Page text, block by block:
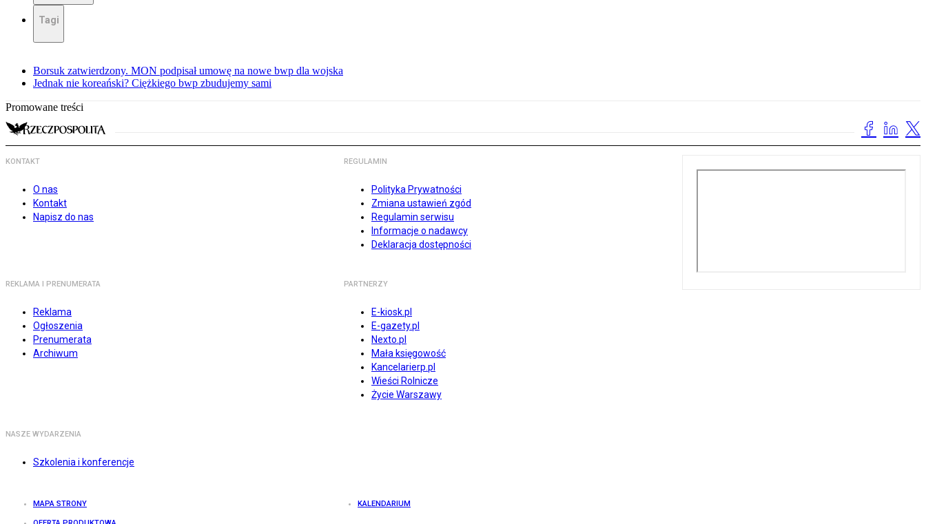
Tagi
Borsuk zatwierdzony. MON podpisał umowę na nowe bwp dla wojska
Jednak nie koreański? Ciężkiego bwp zbudujemy sami
Promowane treści
KONTAKT
O nas
Kontakt
Napisz do nas
REGULAMIN
Polityka Prywatności
Zmiana ustawień zgód
Regulamin serwisu
Informacje o nadawcy
Deklaracja dostępności
REKLAMA I PRENUMERATA
Reklama
Ogłoszenia
Prenumerata
Archiwum
PARTNERZY
E-kiosk.pl
E-gazety.pl
Nexto.pl
Mała księgowość
Kancelarierp.pl
Wieści Rolnicze
Życie Warszawy
NASZE WYDARZENIA
Szkolenia i konferencje
MAPA STRONY KALENDARIUM